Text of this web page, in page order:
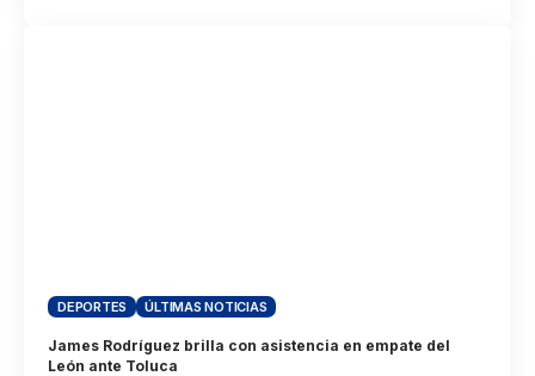
DEPORTES ÚLTIMAS NOTICIAS
James Rodríguez brilla con asistencia en empate del
León ante Toluca